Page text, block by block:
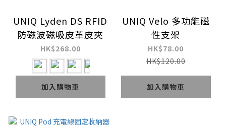
UNIQ Lyden DS RFID
防磁波磁吸皮革皮夾
HK$268.00
加入購物車
UNIQ Velo 多功能磁
性支架
HK$78.00
HK$120.00
加入購物車